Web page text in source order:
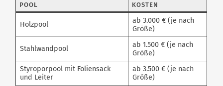
POOL KOSTEN
Holzpool
ab 3.000 € (je nach
Größe)
Stahlwandpool
ab 1.500 € (je nach
Größe)
Styroporpool mit Foliensack
und Leiter
ab 3.500 € (je nach
Größe)